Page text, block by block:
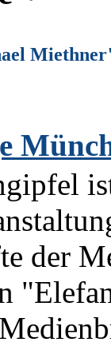
der